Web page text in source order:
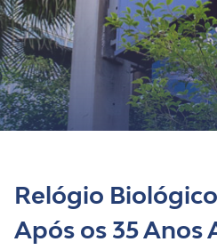
Blog
Relógio
Após os 35 Anos